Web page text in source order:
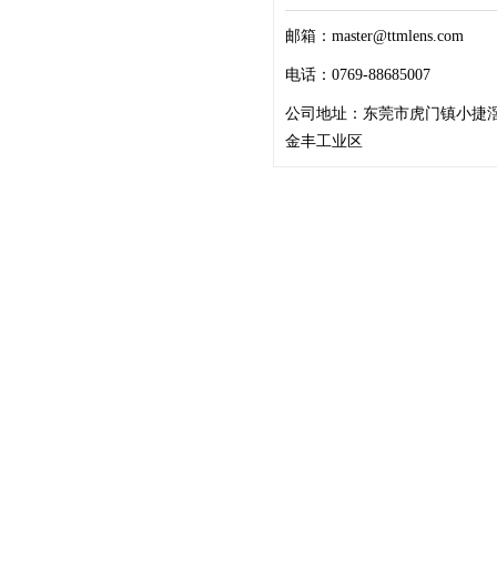
邮箱： master@ttmlens.com
电话： 0769-88685007
公司地址： 东莞市虎门镇小捷
金丰工业区